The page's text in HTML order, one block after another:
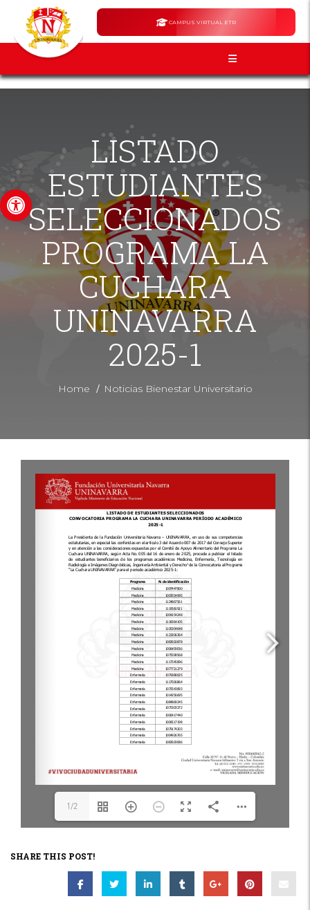
Abrir barra de herramientas
CAMPUS VIRTUAL ETR
LISTADO
ESTUDIANTES
SELECCIONADOS
PROGRAMA LA
CUCHARA
UNINAVARRA
2025-1
Home / Noticias Bienestar Universitario
1/2
SHARE THIS POST!